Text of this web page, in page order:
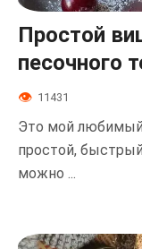
Простой
песочного
11431
Это мой любимый
простой,
можно ...